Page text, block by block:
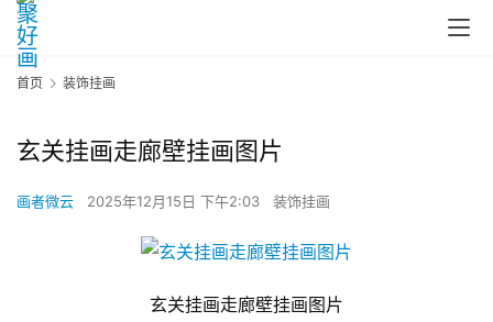
首页 装饰挂画
玄关挂画走廊壁挂画图片
画者微云 2025年12月15日 下午2:03 装饰挂画
玄关挂画走廊壁挂画图片